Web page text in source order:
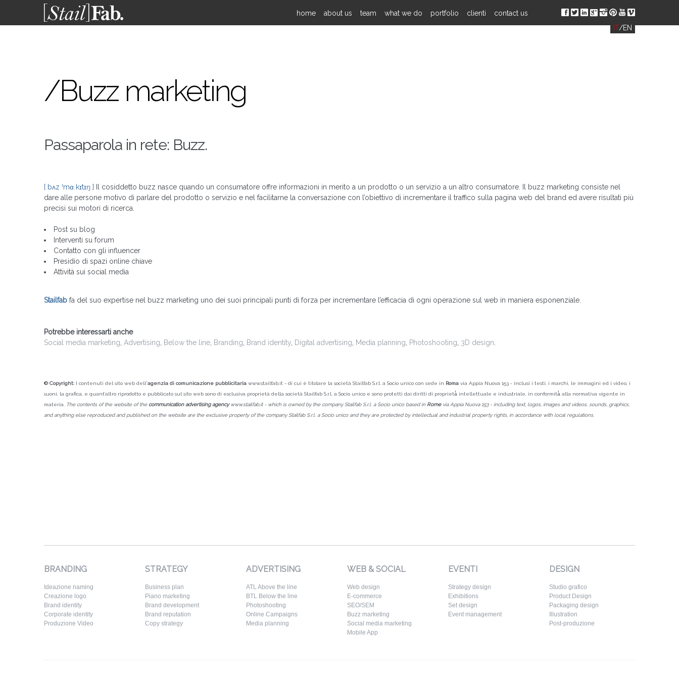
home about us team what we do portfolio clienti contact us ä å ç è ë í ð î
IT/EN
/Buzz marketing
Passaparola in rete: Buzz.
[ bʌz ˈmɑːkɪtɪŋ ]
Il cosiddetto buzz nasce quando un consumatore offre informazioni in merito a un prodotto o un servizio a un altro consumatore. Il buzz marketing consiste nel
dare alle persone motivo di parlare del prodotto o servizio e nel facilitarne la conversazione con l’obiettivo di incrementare il traffico sulla pagina web del brand ed avere risultati più
precisi sui motori di ricerca.
Post su blog
Interventi su forum
Contatto con gli influencer
Presidio di spazi online chiave
Attività sui social media
Stailfab fa del suo expertise nel buzz marketing uno dei suoi principali punti di forza per incrementare l’efficacia di ogni operazione sul web in maniera esponenziale.
Potrebbe interessarti anche
Social media marketing Advertising Below the line Branding Brand identity Digital advertising Media planning Photoshooting 3D design
© Copyright: I contenuti del sito web dell'agenzia di comunicazione pubblicitaria www.stailfab.it - di cui è titolare la società Stailfab S.r.l. a Socio unico con sede in Roma via Appia Nuova 153 - inclusi i testi, i marchi, le immagini ed i video, i
suoni, la grafica, e quant’altro riprodotto e pubblicato sul sito web sono di esclusiva proprietà della società Stailfab S.r.l. a Socio unico e sono protetti dai diritti di proprietà̀ intellettuale e industriale, in conformità̀ alla normativa vigente in
materia.
The contents of the website of the communication advertising agencywww.stailfab.it - which is owned by the company Stailfab S.r.l. a Socio unico based in Romevia Appia Nuova 153 - including text, logos, images and videos, sounds, graphics,
and anything else reproduced and published on the website are the exclusive property of the company Stailfab S.r.l. a Socio unico and they are protected by intellectual and industrial property rights, in accordance with local regulations.
BRANDING
Ideazione naming
Creazione logo
Brand identity
Corporate identity
Produzione Video
STRATEGY
Business plan
Piano marketing
Brand development
Brand reputation
Copy strategy
ADVERTISING
ATL Above the line
BTL Below the line
Photoshooting
Online Campaigns
Media planning
WEB & SOCIAL
Web design
E-commerce
SEO/SEM
Buzz marketing
Social media marketing
Mobile App
EVENTI
Strategy design
Exhibitions
Set design
Event management
DESIGN
Studio grafico
Product Design
Packaging design
Illustration
Post-produzione